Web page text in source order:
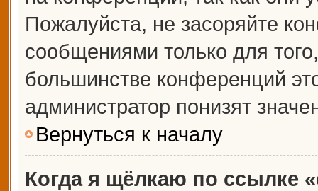
Пожалуйста, не засоряйте
сообщениями только для
большинстве конференций
администратор понизят
Вернуться к началу
Когда я щёлкаю по ссылке